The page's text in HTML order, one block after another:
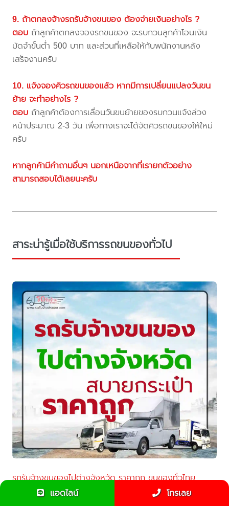
9. ถ้าตกลงจ้างรถรับจ้างขนของ ต้องจ่ายเงินอย่างไร ?
ตอบ ถ้าลูกค้าตกลงจองรถขนของ จะรบกวนลูกค้าโอนเงิน
มัดจำขั้นต่ำ 500 บาท และส่วนที่เหลือให้กับพนักงานหลัง
เสร็จงานครับ
10. แจ้งจองคิวรถขนของแล้ว หากมีการเปลี่ยนแปลงวันขน
ย้าย จะทำอย่างไร ?
ตอบ ถ้าลูกค้าต้องการเลื่อนวันขนย้ายของรบกวนแจ้งล่วง
หน้าประมาณ 2-3 วัน เพื่อทางเราจะได้จัดคิวรถขนของให้ใหม่
ครับ
หากลูกค้ามีคำถามอื่นๆ นอกเหนือจากที่เรายกตัวอย่าง
สามารถสอบได้เลยนะครับ
สาระน่ารู้เมื่อใช้บริการรถขนของทั่วไป
รถรับจ้างขนของไปต่างจังหวัด ราคาถูก ขนของทั่วไทย
สะดวก ปลอดภัย
แอดไลน์ โทรเลย